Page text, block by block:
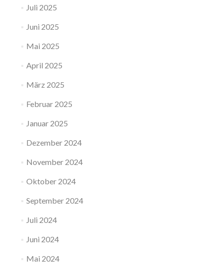
Juli 2025
Juni 2025
Mai 2025
April 2025
März 2025
Februar 2025
Januar 2025
Dezember 2024
November 2024
Oktober 2024
September 2024
Juli 2024
Juni 2024
Mai 2024